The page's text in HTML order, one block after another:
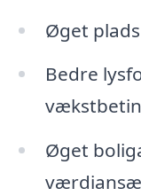
Øget
Bedre
Øget